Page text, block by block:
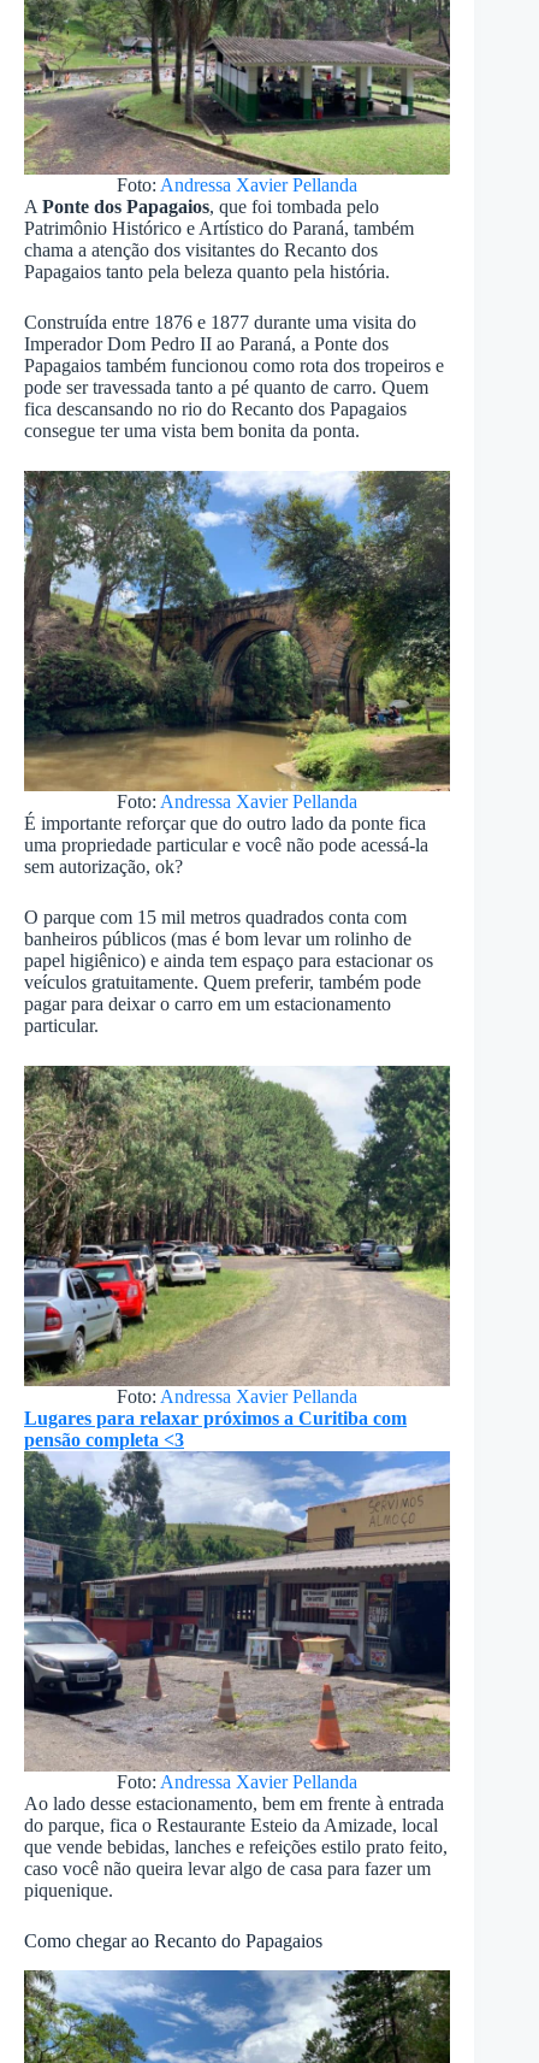
Foto: Andressa Xavier Pellanda
A Ponte dos Papagaios, que foi tombada pelo
Patrimônio Histórico e Artístico do Paraná, também
chama a atenção dos visitantes do Recanto dos
Papagaios tanto pela beleza quanto pela história.
Construída entre 1876 e 1877 durante uma visita do
Imperador Dom Pedro II ao Paraná, a Ponte dos
Papagaios também funcionou como rota dos tropeiros e
pode ser travessada tanto a pé quanto de carro. Quem
fica descansando no rio do Recanto dos Papagaios
consegue ter uma vista bem bonita da ponta.
Foto: Andressa Xavier Pellanda
É importante reforçar que do outro lado da ponte fica
uma propriedade particular e você não pode acessá-la
sem autorização, ok?
O parque com 15 mil metros quadrados conta com
banheiros públicos (mas é bom levar um rolinho de
papel higiênico) e ainda tem espaço para estacionar os
veículos gratuitamente. Quem preferir, também pode
pagar para deixar o carro em um estacionamento
particular.
Foto: Andressa Xavier Pellanda
Lugares para relaxar próximos a Curitiba com
pensão completa <3
Foto: Andressa Xavier Pellanda
Ao lado desse estacionamento, bem em frente à entrada
do parque, fica o Restaurante Esteio da Amizade, local
que vende bebidas, lanches e refeições estilo prato feito,
caso você não queira levar algo de casa para fazer um
piquenique.
Como chegar ao Recanto do Papagaios